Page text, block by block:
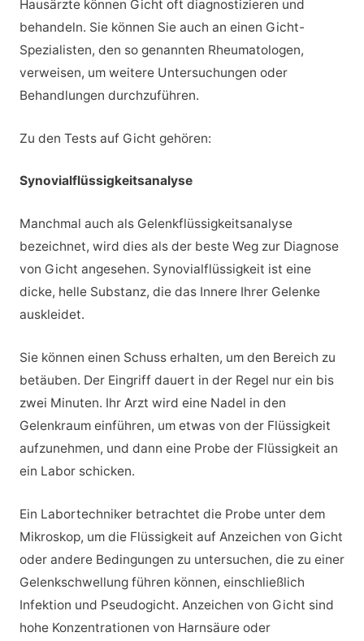
Hausärzte können Gicht oft diagnostizieren und
behandeln. Sie können Sie auch an einen Gicht-
Spezialisten, den so genannten Rheumatologen,
verweisen, um weitere Untersuchungen oder
Behandlungen durchzuführen.
Zu den Tests auf Gicht gehören:
Synovialflüssigkeitsanalyse
Manchmal auch als Gelenkflüssigkeitsanalyse
bezeichnet, wird dies als der beste Weg zur Diagnose
von Gicht angesehen. Synovialflüssigkeit ist eine
dicke, helle Substanz, die das Innere Ihrer Gelenke
auskleidet.
Sie können einen Schuss erhalten, um den Bereich zu
betäuben. Der Eingriff dauert in der Regel nur ein bis
zwei Minuten. Ihr Arzt wird eine Nadel in den
Gelenkraum einführen, um etwas von der Flüssigkeit
aufzunehmen, und dann eine Probe der Flüssigkeit an
ein Labor schicken.
Ein Labortechniker betrachtet die Probe unter dem
Mikroskop, um die Flüssigkeit auf Anzeichen von Gicht
oder andere Bedingungen zu untersuchen, die zu einer
Gelenkschwellung führen können, einschließlich
Infektion und Pseudogicht. Anzeichen von Gicht sind
hohe Konzentrationen von Harnsäure oder